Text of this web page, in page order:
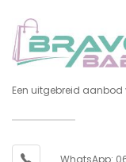
Een uitgebreid aanbod
WhatsApp: